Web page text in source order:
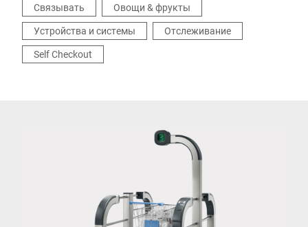
Связывать
Овощи & фрукты
Устройства и системы
Отслеживание
Self Checkout